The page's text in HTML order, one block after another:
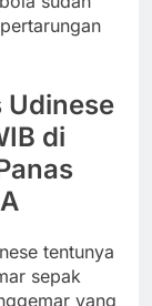
Udinese
di
tentunya
sepak
yang